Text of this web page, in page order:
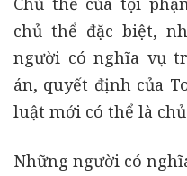
chủ thể đặc biệt,
người có nghĩa vụ
án, quyết định của
luật mới có thể là
Những người có